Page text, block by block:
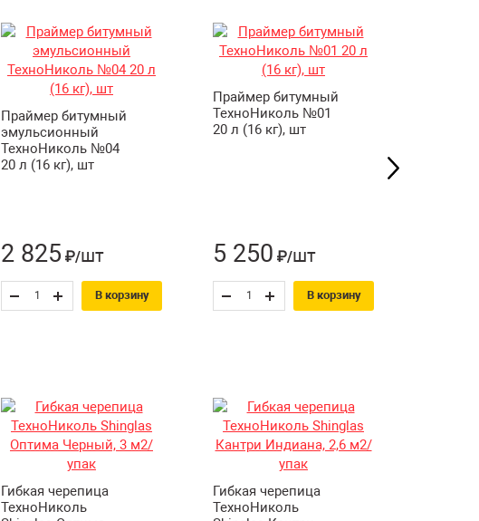
Праймер битумный
эмульсионный
ТехноНиколь №04
20 л (16 кг), шт
2 825 ₽/шт
В корзину
Праймер битумный
ТехноНиколь №01
20 л (16 кг), шт
5 250 ₽/шт
В корзину
Гибкая черепица
ТехноНиколь
Гибкая черепица
ТехноНиколь